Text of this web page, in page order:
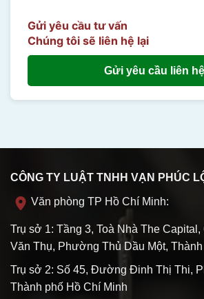
Gửi yêu cầu tư vấn
Chúng tôi sẽ liên hệ lại
Gửi yêu cầu liên hệ
CÔNG TY LUẬT TNHH VẠN PHÚC
Văn phòng TP Hồ Chí Minh:
Trụ sở 1: Tầng 3, Toà Nhà The
Văn Thụ, Phường Thủ Dầu Một,
Trụ sở 2: Số 45, Đường Đinh Thị Thi,
Thành phố Hồ Chí Minh